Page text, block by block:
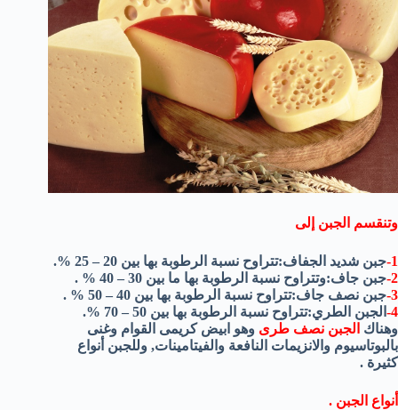
وتنقسم الجبن إلى
1- جبن شديد الجفاف:تتراوح نسبة الرطوبة بها بين 20 – 25 %.
2- جبن جاف:وتتراوح نسبة الرطوبة بها ما بين 30 – 40 % .
3- جبن نصف جاف:تتراوح نسبة الرطوبة بها بين 40 – 50 % .
4- الجبن الطري:تتراوح نسبة الرطوبة بها بين 50 – 70 %.
وهناك الجبن نصف طرى وهو ابيض كريمى القوام وغنى
بالبوتاسيوم والانزيمات النافعة والفيتامينات, وللجبن أنواع
كثيرة .
أنواع الجبن .